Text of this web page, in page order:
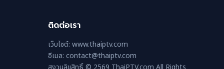
ติดต่อเรา
เว็บไซต์: www.thaiptv.com
อีเมล: contact@thaiptv.com